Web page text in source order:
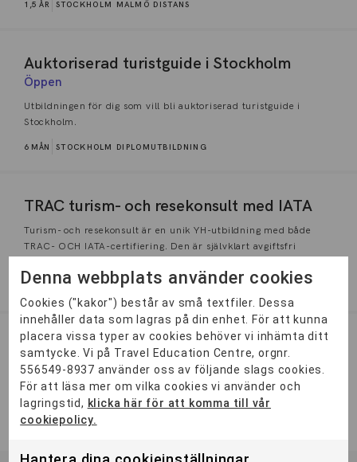
1,5 ÅR STOCKHOLM MALMÖ DISTANS
Auktoriserad turistguide i Stockholm
Öppen
Utbildningen för dig som vill bli auktoriserad turistguide i
Stockholm.
6 MÅN STOCKHOLM DIPLOMUTBILDNING
TRAC turism- och resekonsult med IATA
Turism- och resekonsult är en unik YH-utbildning med både
TRAC- OCH IATA-certifiering. Den är självklart avgiftsfri
Project Manager Meetings & Events
Yh-utbildning som ger dig en unik bredd och kompetens för
att arbeta med till exempel mässor, musikevent,
sportevenemang...
2 ÅR STOCKHOLM
Denna webbplats använder cookies
Cookies ("kakor") består av små textfiler. Dessa
innehåller data som lagras på din enhet. För att kunna
placera vissa typer av cookies behöver vi inhämta ditt
samtycke. Vi på Travel Education Centre, orgnr.
556549-8937 använder oss av följande slags cookies.
För att läsa mer om vilka cookies vi använder och
lagringstid, klicka här för att komma till vår
cookiepolicy.